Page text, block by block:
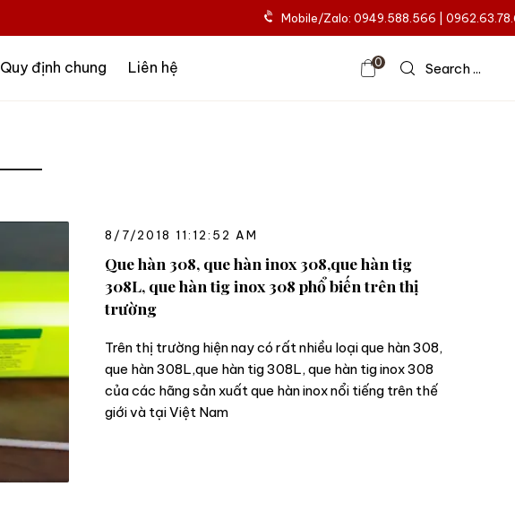
Mobile/Zalo: 0949.588.566 |
Quy định chung Liên hệ 0 Search ...
8/7/2018 11:12:52 AM
Que hàn 308, que hàn inox 308,que hàn tig
308L, que hàn tig inox 308 phổ biến trên thị
trường
Trên thị trường hiện nay có rất nhiều loại que hàn 308,
que hàn 308L,que hàn tig 308L, que hàn tig inox 308
của các hãng sản xuất que hàn inox nổi tiếng trên thế
giới và tại Việt Nam